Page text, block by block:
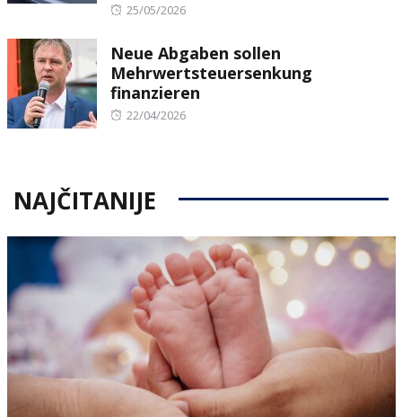
Posted
25/05/2026
Neue Abgaben sollen
Mehrwertsteuersenkung
finanzieren
Posted
22/04/2026
NAJČITANIJE